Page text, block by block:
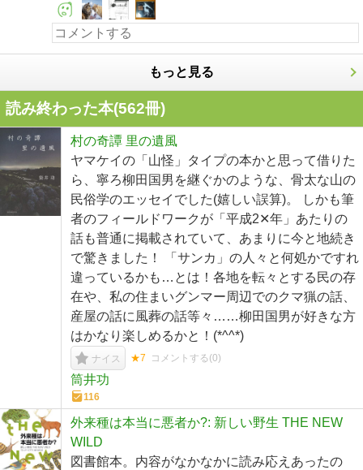
もっと見る
読み終わった本(562冊)
村の奇譚 里の遺風
ヤマケイの「山怪」タイプの本かと思って借りた
ら、寧ろ柳田国男を継ぐかのような、骨太な山の
民俗学のエッセイでした(嬉しい誤算)。 しかも筆
者のフィールドワークが「平成2‪✕‬年」あたりの
話も普通に掲載されていて、あまりに今と地続き
で驚きました！ 「サンカ」の人々と何処かですれ
違っているかも…とは！各地を転々とする民の存
在や、私の住まいグンマー周辺でのクマ猟の話、
産屋の話に風葬の話等々……柳田国男が好きな方
はかなり楽しめるかと！(*^^*)
ナイス ★7 コメントする(0)
筒井功
116
外来種は本当に悪者か?: 新しい野生 THE NEW
WILD
図書館本。内容がなかなかに読み応えあったの